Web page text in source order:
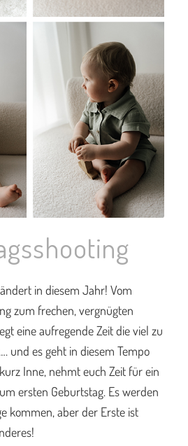
in diesem Jahr! Vom
zum frechen, vergnügten
eine aufregende Zeit die viel zu
und es geht in diesem Tempo
Inne, nehmt euch Zeit für ein
ersten Geburtstag. Es werden
kommen, aber der Erste ist